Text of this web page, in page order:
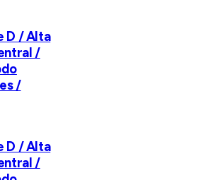
D / Alta
/
/
D / Alta
/